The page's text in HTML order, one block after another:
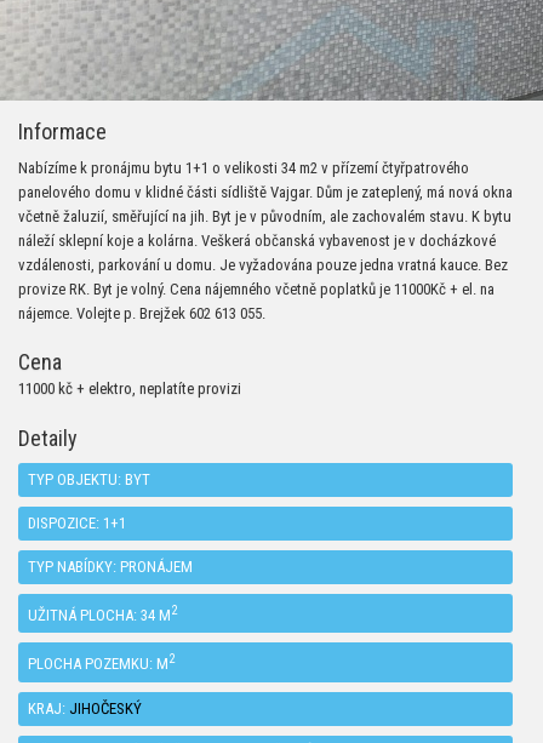
Informace
Nabízíme k pronájmu bytu 1+1 o velikosti 34 m2 v přízemí čtyřpatrového
panelového domu v klidné části sídliště Vajgar. Dům je zateplený, má nová okna
včetně žaluzií, směřující na jih. Byt je v původním, ale zachovalém stavu. K bytu
náleží sklepní koje a kolárna. Veškerá občanská vybavenost je v docházkové
vzdálenosti, parkování u domu. Je vyžadována pouze jedna vratná kauce. Bez
provize RK. Byt je volný. Cena nájemného včetně poplatků je 11000Kč + el. na
nájemce. Volejte p. Brejžek 602 613 055.
Cena
11000 kč + elektro, neplatíte provizi
Detaily
TYP OBJEKTU: BYT
DISPOZICE: 1+1
TYP NABÍDKY: PRONÁJEM
UŽITNÁ PLOCHA: 34 M2
PLOCHA POZEMKU: M2
KRAJ: JIHOČESKÝ